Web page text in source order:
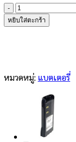
จำนวน
Motorola
PMNN
หยิบใส่ตะกร้า
หมวดหมู่: แบตเตอรี่